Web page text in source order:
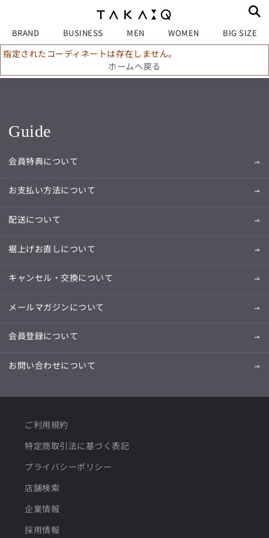
BRAND BUSINESS MEN WOMEN BIG SIZE
指定されたコーディネートは存在しません。
ホームへ戻る
Guide
会員特典について
お支払い方法について
配送について
裾上げお直しについて
キャンセル・交換について
メールマガジンについて
会員登録について
お問い合わせについて
ご利用規約
特定商取引法に基づく表記
プライバシーポリシー
店舗検索
企業情報
採用情報